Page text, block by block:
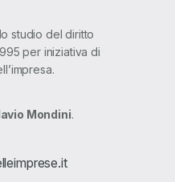
studio del diritto
per iniziativa di
Mondini.